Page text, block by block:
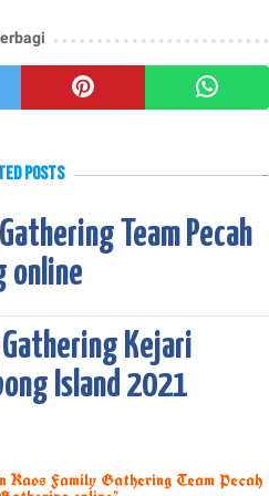
Posts
Team Pecah
online
Gathering Kejari
Island 2021
Kaos Family Gathering Team Pecah